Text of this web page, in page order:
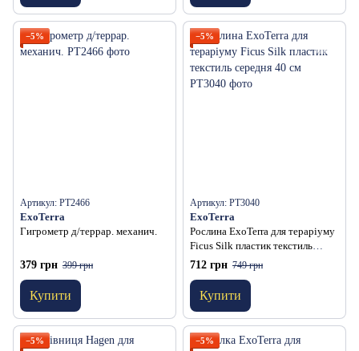
−5%
Артикул: PT2466
ExoTerra
Гигрометр д/террар. механич.
379 грн 399 грн
Купити
−5%
Артикул: PT3040
ExoTerra
Рослина ExoTerra для тераріуму
Ficus Silk пластик текстиль
середня 40 см
712 грн 749 грн
Купити
−5% −5%